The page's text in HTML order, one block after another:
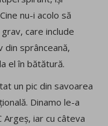
nu-i acolo să
care include
din sprânceană,
el în bătătură.
un pic din savoarea
Dinamo le-a
iar cu câteva